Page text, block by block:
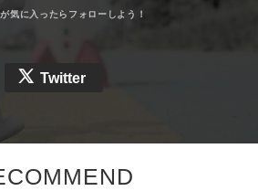
Twitter